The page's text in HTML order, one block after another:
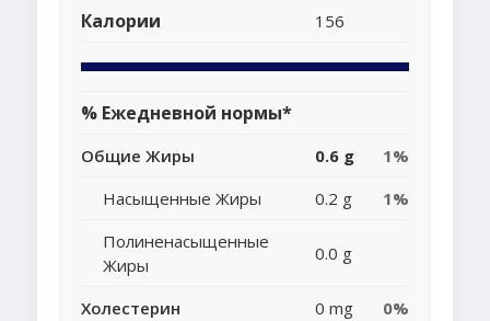
Калории 156
% Ежедневной нормы*
Общие Жиры 0.6 g
1%
Насыщенные Жиры
0.2 g
1%
Полиненасыщенные
Жиры
0.0 g
Холестерин 0 mg
0%